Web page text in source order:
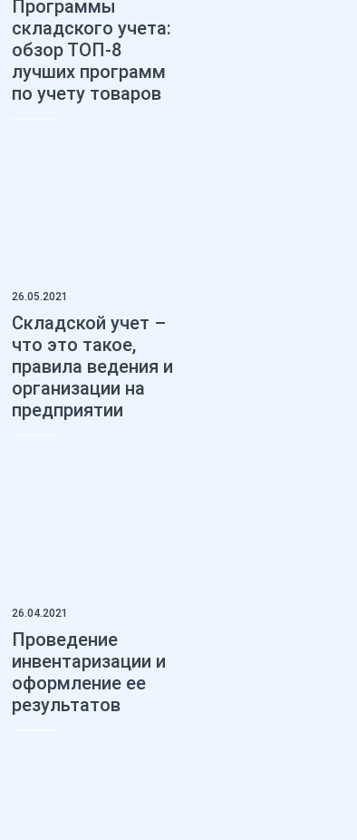
Программы
складского учета:
обзор ТОП-8
лучших программ
по учету товаров
26.05.2021
Складской учет –
что это такое,
правила ведения и
организации на
предприятии
26.04.2021
Проведение
инвентаризации и
оформление ее
результатов